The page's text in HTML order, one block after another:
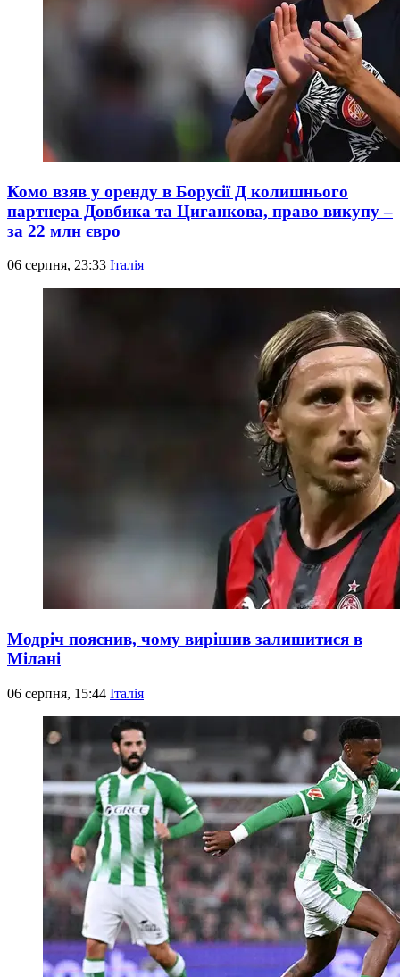
Комо взяв у оренду в Борусії Д колишнього
партнера Довбика та Циганкова, право викупу –
за 22 млн євро
06 серпня, 23:33 Італія
Модріч пояснив, чому вирішив залишитися в
Мілані
06 серпня, 15:44 Італія